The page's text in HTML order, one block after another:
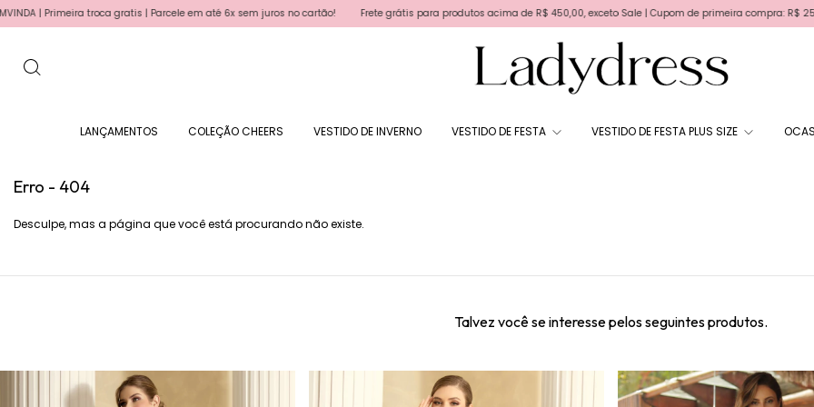
troca gratis | Parcele em até 6x sem juros no cartão! Frete grátis para produtos acima de R$ 450,00, exceto Sale | Cupom de primeira compra: R$ 25,00 -
LANÇAMENTOS COLEÇÃO CHEERS VESTIDO DE INVERNO VESTIDO DE FESTA VESTIDO DE FESTA PLUS SIZE
Erro - 404
Desculpe, mas a página que você está procurando não existe.
Talvez você se interesse pelos seguintes produtos.